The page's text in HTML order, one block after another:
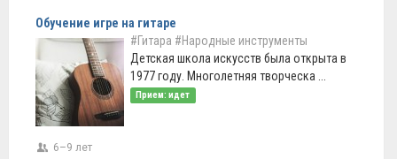
Обучение игре на гитаре
#Гитара #Народные инструменты
Детская школа искусств была открыта в
1977 году. Многолетняя творческа ...
Прием: идет
6–9 лет